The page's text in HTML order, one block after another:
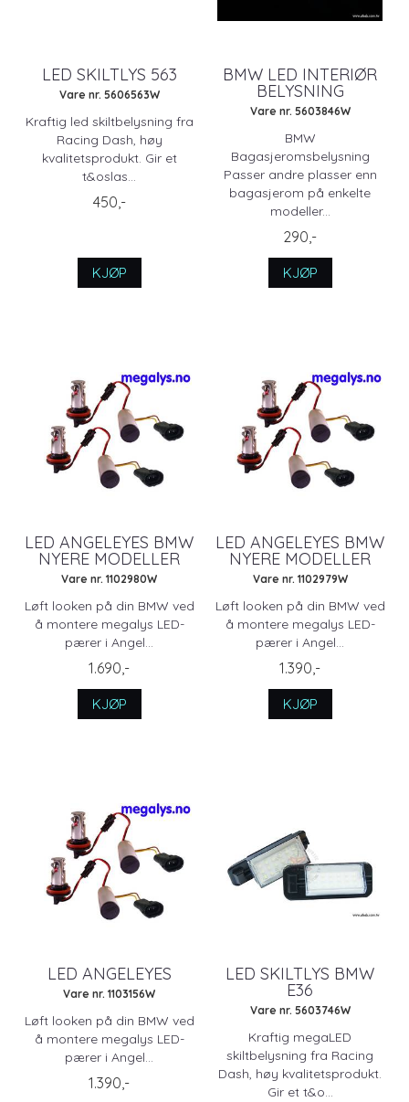
LED SKILTLYS 563
Vare nr. 5606563W
Kraftig led skiltbelysning fra
Racing Dash, høy
kvalitetsprodukt. Gir et
t&oslas...
450,-
KJØP
BMW LED INTERIØR
BELYSNING
Vare nr. 5603846W
BMW
Bagasjeromsbelysning
Passer andre plasser enn
bagasjerom på enkelte
modeller...
290,-
KJØP
LED ANGELEYES BMW
NYERE MODELLER
Vare nr. 1102980W
Løft looken på din BMW ved
å montere megalys LED-
pærer i Angel...
1.690,-
KJØP
LED ANGELEYES BMW
NYERE MODELLER
Vare nr. 1102979W
Løft looken på din BMW ved
å montere megalys LED-
pærer i Angel...
1.390,-
KJØP
LED ANGELEYES
Vare nr. 1103156W
Løft looken på din BMW ved
å montere megalys LED-
pærer i Angel...
1.390,-
LED SKILTLYS BMW
E36
Vare nr. 5603746W
Kraftig megaLED
skiltbelysning fra Racing
Dash, høy kvalitetsprodukt.
Gir et t&o...